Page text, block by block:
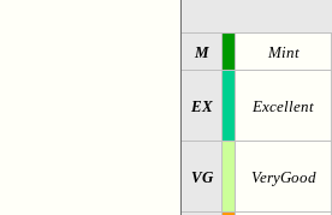
M Mint
EX Excellent
VG VeryGood